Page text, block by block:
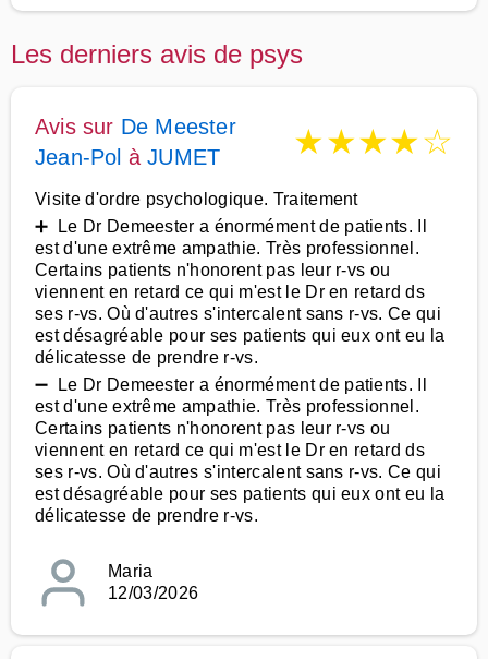
Les derniers avis de psys
Avis sur De Meester
Jean-Pol àJUMET ★★★★☆
Visite d'ordre psychologique. Traitement
➕ Le Dr Demeester a énormément de patients. Il
est d'une extrême ampathie. Très professionnel.
Certains patients n'honorent pas leur r-vs ou
viennent en retard ce qui m'est le Dr en retard ds
ses r-vs. Où d'autres s'intercalent sans r-vs. Ce qui
est désagréable pour ses patients qui eux ont eu la
délicatesse de prendre r-vs.
➖ Le Dr Demeester a énormément de patients. Il
est d'une extrême ampathie. Très professionnel.
Certains patients n'honorent pas leur r-vs ou
viennent en retard ce qui m'est le Dr en retard ds
ses r-vs. Où d'autres s'intercalent sans r-vs. Ce qui
est désagréable pour ses patients qui eux ont eu la
délicatesse de prendre r-vs.
Maria
12/03/2026